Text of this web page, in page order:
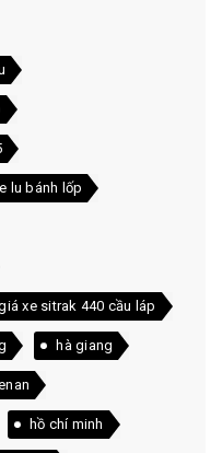
lu bánh lốp
xe sitrak 440 cầu láp
hà giang
hồ chí minh